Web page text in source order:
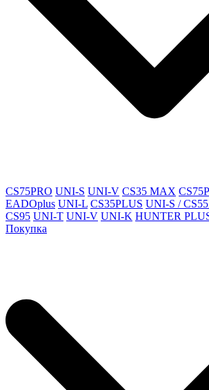
CS75PRO UNI-S UNI-V CS35 MAX
EADOplus UNI-L CS35PLUS UNI-S /
CS95 UNI-T UNI-V UNI-K HUNTER
Покупка